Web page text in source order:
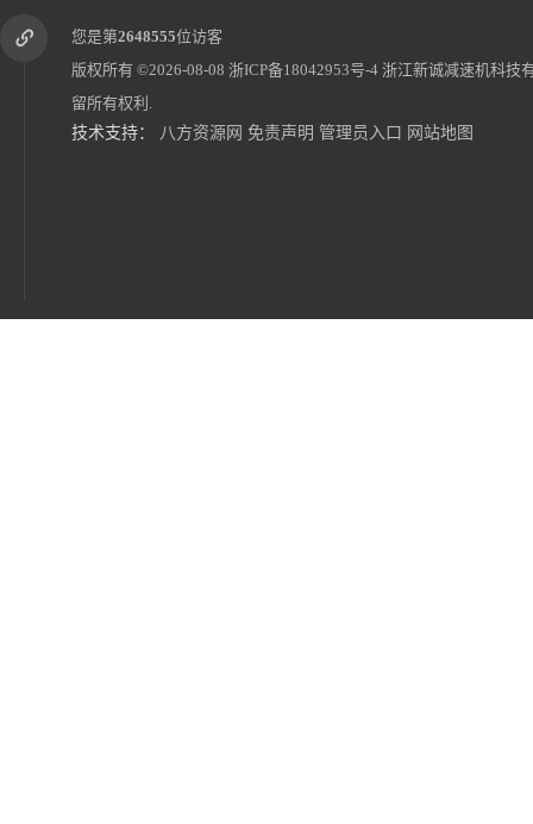
您是第2648555位访客
版权所有 ©2026-08-08 浙ICP备18042953号-4 浙江新诚减速机科技
留所有权利.
技术支持： 八方资源网 免责声明 管理员入口 网站地图